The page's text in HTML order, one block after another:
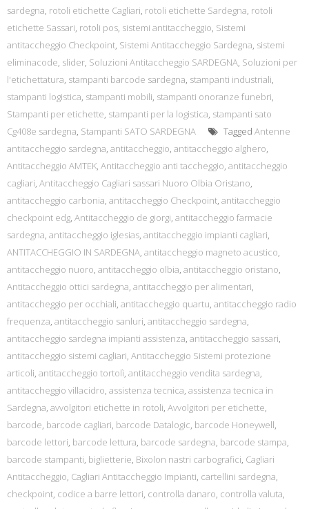
sardegna, rotoli etichette Cagliari, rotoli etichette Sardegna, rotoli
etichette Sassari, rotoli pos, sistemi antitaccheggio, Sistemi
antitaccheggio Checkpoint, Sistemi Antitaccheggio Sardegna, sistemi
eliminacode, slider, Soluzioni Antitaccheggio SARDEGNA, Soluzioni per
l'etichettatura, stampanti barcode sardegna, stampanti industriali,
stampanti logistica, stampanti mobili, stampanti onoranze funebri,
Stampanti per etichette, stampanti per la logistica, stampanti sato
Cg408e sardegna, Stampanti SATO SARDEGNA Tagged Antenne
antitaccheggio sardegna, antitaccheggio, antitaccheggio alghero,
Antitaccheggio AMTEK, Antitaccheggio anti taccheggio, antitaccheggio
cagliari, Antitaccheggio Cagliari sassari Nuoro Olbia Oristano,
antitaccheggio carbonia, antitaccheggio Checkpoint, antitaccheggio
checkpoint edg, Antitaccheggio de giorgi, antitaccheggio farmacie
sardegna, antitaccheggio iglesias, antitaccheggio impianti cagliari,
ANTITACCHEGGIO IN SARDEGNA, antitaccheggio magneto acustico,
antitaccheggio nuoro, antitaccheggio olbia, antitaccheggio oristano,
Antitaccheggio ottici sardegna, antitaccheggio per alimentari,
antitaccheggio per occhiali, antitaccheggio quartu, antitaccheggio radio
frequenza, antitaccheggio sanluri, antitaccheggio sardegna,
antitaccheggio sardegna impianti assistenza, antitaccheggio sassari,
antitaccheggio sistemi cagliari, Antitaccheggio Sistemi protezione
articoli, antitaccheggio tortolì, antitaccheggio vendita sardegna,
antitaccheggio villacidro, assistenza tecnica, assistenza tecnica in
Sardegna, avvolgitori etichette in rotoli, Avvolgitori per etichette,
barcode, barcode cagliari, barcode Datalogic, barcode Honeywell,
barcode lettori, barcode lettura, barcode sardegna, barcode stampa,
barcode stampanti, biglietterie, Bixolon nastri carbografici, Cagliari
Antitaccheggio, Cagliari Antitaccheggio Impianti, cartellini sardegna,
checkpoint, codice a barre lettori, controlla danaro, controlla valuta,